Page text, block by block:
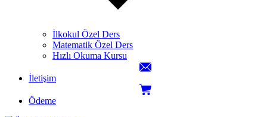
İlkokul Özel Ders
Matematik Özel Ders
Hızlı Okuma Kursu
İletişim
Ödeme